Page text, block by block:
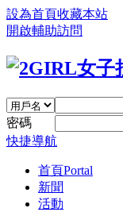
設為首頁收藏本站
開啟輔助訪問
密碼
快捷導航
首頁Portal
新聞
活動